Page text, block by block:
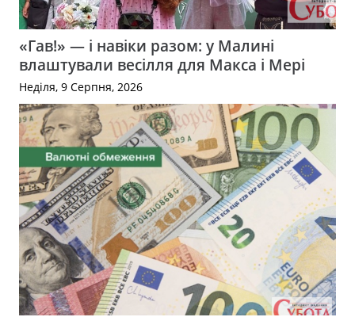
«Гав!» — і навіки разом: у Малині
влаштували весілля для Макса і Мері
Неділя, 9 Серпня, 2026